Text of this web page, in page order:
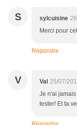
S sylcuisine
Merci pour
Répondre
V Val 25/07/
Je n'ai
tester! Et ta